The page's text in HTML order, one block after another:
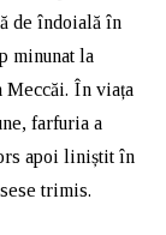
de îndoială în
minunat la
Meccăi. În viața
farfuria a
apoi liniștit în
trimis.